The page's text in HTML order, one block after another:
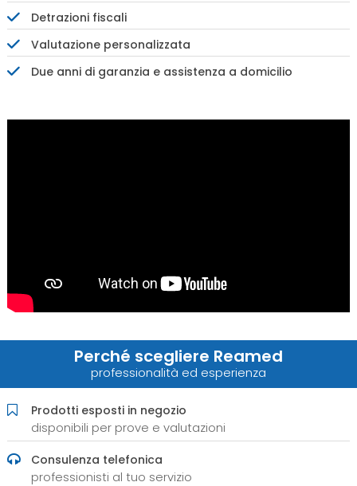
Detrazioni fiscali
Valutazione personalizzata
Due anni di garanzia e assistenza a domicilio
Perché scegliere Reamed
professionalità ed esperienza
Prodotti esposti in negozio
disponibili per prove e valutazioni
Consulenza telefonica
professionisti al tuo servizio